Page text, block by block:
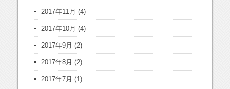
2017年11月 (4)
2017年10月 (4)
2017年9月 (2)
2017年8月 (2)
2017年7月 (1)